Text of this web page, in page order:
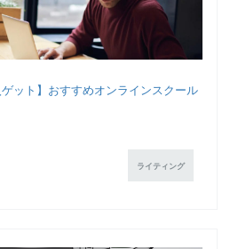
ゲット】おすすめオンラインスクール
ライティング